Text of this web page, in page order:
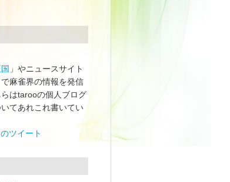
」やニュースサイト
で麻雀界の情報を発信
はtarooの個人ブログ
てあれこれ書いてい
ツイート